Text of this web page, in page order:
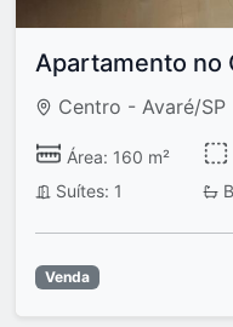
Apartamento no
Centro - Avaré/SP
Área: 160 m²
Suítes: 1
Venda